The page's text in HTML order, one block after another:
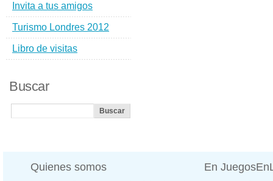
Invita a tus amigos
Turismo Londres 2012
Libro de visitas
Buscar
Quienes somos En